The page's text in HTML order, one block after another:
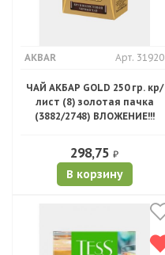
AKBAR Арт. 31920
ЧАЙ АКБАР GOLD 250 гр. кр/
лист (8) золотая пачка
(3882/2748) ВЛОЖЕНИЕ!!!
298,75 ₽
В корзину